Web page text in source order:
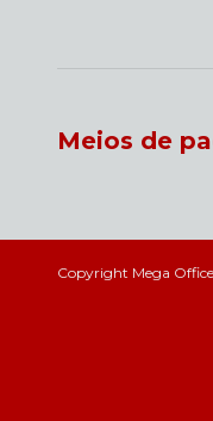
Meios de
Copyright Mega